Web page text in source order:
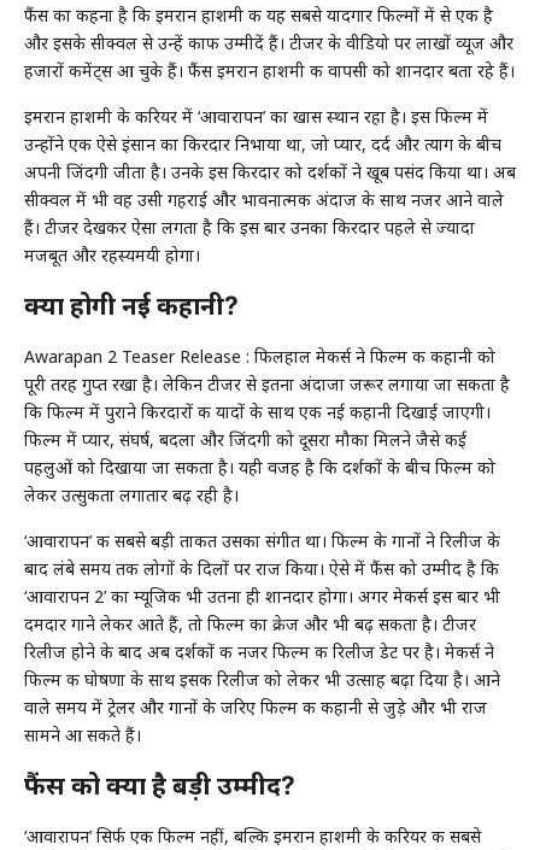
फैंस का कहना है कि इमरान हाशमी की यह सबसे यादगार फिल्मों में से एक है
और इसके सीक्वल से उन्हें काफी उम्मीदें हैं। टीजर के वीडियो पर लाखों व्यूज और
हजारों कमेंट्स आ चुके हैं। फैंस इमरान हाशमी की वापसी को शानदार बता रहे हैं।
इमरान हाशमी के करियर में ‘आवारापन’ का खास स्थान रहा है। इस फिल्म में
उन्होंने एक ऐसे इंसान का किरदार निभाया था, जो प्यार, दर्द और त्याग के बीच
अपनी जिंदगी जीता है। उनके इस किरदार को दर्शकों ने खूब पसंद किया था। अब
सीक्वल में भी वह उसी गहराई और भावनात्मक अंदाज के साथ नजर आने वाले
हैं। टीजर देखकर ऐसा लगता है कि इस बार उनका किरदार पहले से ज्यादा
मजबूत और रहस्यमयी होगा।
क्या होगी नई कहानी?
Awarapan 2 Teaser Release : फिलहाल मेकर्स ने फिल्म की कहानी को
पूरी तरह गुप्त रखा है। लेकिन टीजर से इतना अंदाजा जरूर लगाया जा सकता है
कि फिल्म में पुराने किरदारों की यादों के साथ एक नई कहानी दिखाई जाएगी।
फिल्म में प्यार, संघर्ष, बदला और जिंदगी को दूसरा मौका मिलने जैसे कई
पहलुओं को दिखाया जा सकता है। यही वजह है कि दर्शकों के बीच फिल्म को
लेकर उत्सुकता लगातार बढ़ रही है।
‘आवारापन’ की सबसे बड़ी ताकत उसका संगीत था। फिल्म के गानों ने रिलीज के
बाद लंबे समय तक लोगों के दिलों पर राज किया। ऐसे में फैंस को उम्मीद है कि
‘आवारापन 2’ का म्यूजिक भी उतना ही शानदार होगा। अगर मेकर्स इस बार भी
दमदार गाने लेकर आते हैं, तो फिल्म का क्रेज और भी बढ़ सकता है। टीजर
रिलीज होने के बाद अब दर्शकों की नजर फिल्म की रिलीज डेट पर है। मेकर्स ने
फिल्म की घोषणा के साथ इसकी रिलीज को लेकर भी उत्साह बढ़ा दिया है। आने
वाले समय में ट्रेलर और गानों के जरिए फिल्म की कहानी से जुड़े और भी राज
सामने आ सकते हैं।
फैंस को क्यों है बड़ी उम्मीद?
‘आवारापन’ सिर्फ एक फिल्म नहीं, बल्कि इमरान हाशमी के करियर की सबसे